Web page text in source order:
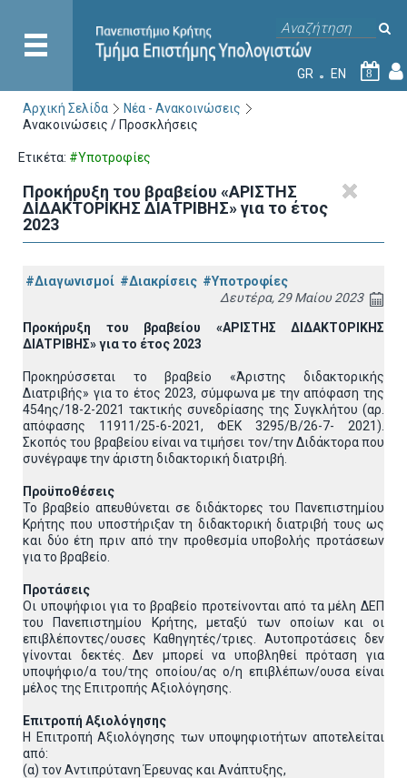
GR EN 8
Αρχική Σελίδα
Νέα - Ανακοινώσεις
Ανακοινώσεις / Προσκλήσεις
Ετικέτα: #Υποτροφίες
Προκήρυξη του βραβείου «ΑΡΙΣΤΗΣ
ΔΙΔΑΚΤΟΡΙΚΗΣ ΔΙΑΤΡΙΒΗΣ» για το έτος
2023
#Διαγωνισμοί #Διακρίσεις #Υποτροφίες
Δευτέρα, 29 Μαίου 2023
Προκήρυξη του βραβείου «ΑΡΙΣΤΗΣ ΔΙΔΑΚΤΟΡΙΚΗΣ
ΔΙΑΤΡΙΒΗΣ» για το έτος 2023
Προκηρύσσεται το βραβείο «Άριστης διδακτορικής
Διατριβής» για το έτος 2023, σύμφωνα με την απόφαση της
454ης/18-2-2021 τακτικής συνεδρίασης της Συγκλήτου (αρ.
απόφασης 11911/25-6-2021, ΦΕΚ 3295/Β/26-7- 2021).
Σκοπός του βραβείου είναι να τιμήσει τον/την Διδάκτορα που
συνέγραψε την άριστη διδακτορική διατριβή.
Προϋποθέσεις
Το βραβείο απευθύνεται σε διδάκτορες του Πανεπιστημίου
Κρήτης που υποστήριξαν τη διδακτορική διατριβή τους ως
και δύο έτη πριν από την προθεσμία υποβολής προτάσεων
για το βραβείο.
Προτάσεις
Οι υποψήφιοι για το βραβείο προτείνονται από τα μέλη ΔΕΠ
του Πανεπιστημίου Κρήτης, μεταξύ των οποίων και οι
επιβλέποντες/ουσες Καθηγητές/τριες. Αυτοπροτάσεις δεν
γίνονται δεκτές. Δεν μπορεί να υποβληθεί πρόταση για
υποψήφιο/α του/της οποίου/ας ο/η επιβλέπων/ουσα είναι
μέλος της Επιτροπής Αξιολόγησης.
Επιτροπή Αξιολόγησης
Η Επιτροπή Αξιολόγησης των υποψηφιοτήτων αποτελείται
από:
(α) τον Αντιπρύτανη Έρευνας και Ανάπτυξης,